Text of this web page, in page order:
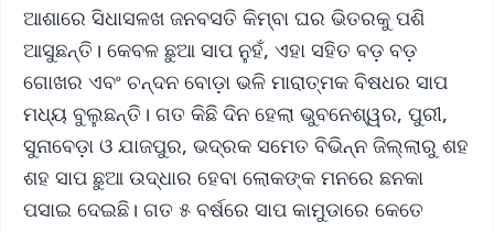
ଆଶାରେ ସିଧାସଳଖ ଜନବସତି କିମ୍ବା ଘର ଭିତରକୁ ପଶି
ଆସୁଛନ୍ତି। କେବଳ ଛୁଆ ସାପ ନୁହଁ, ଏହା ସହିତ ବଡ଼ ବଡ଼
ଗୋଖର ଏବଂ ଚନ୍ଦନ ବୋଡ଼ା ଭଳି ମାରାତ୍ମକ ବିଷଧର ସାପ
ମଧ୍ୟ ବୁଲୁଛନ୍ତି। ଗତ କିଛି ଦିନ ହେଲା ଭୁବନେଶ୍ୱର, ପୁରୀ,
ସୁନାବେଡ଼ା ଓ ଯାଜପୁର, ଭଦ୍ରକ ସମେତ ବିଭିନ୍ନ ଜିଲ୍ଲାରୁ ଶହ
ଶହ ସାପ ଛୁଆ ଉଦ୍ଧାର ହେବା ଲୋକଙ୍କ ମନରେ ଛନକା
ପସାଇ ଦେଇଛି। ଗତ ୫ ବର୍ଷରେ ସାପ କାମୁଡାରେ କେତେ